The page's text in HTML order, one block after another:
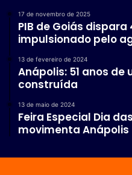
17 de novembro de 2025
PIB de Goiás dispara
impulsionado pelo
13 de fevereiro de 2024
Anápolis: 51 anos de
construída
13 de maio de 2024
Feira Especial Dia
movimenta Anápolis